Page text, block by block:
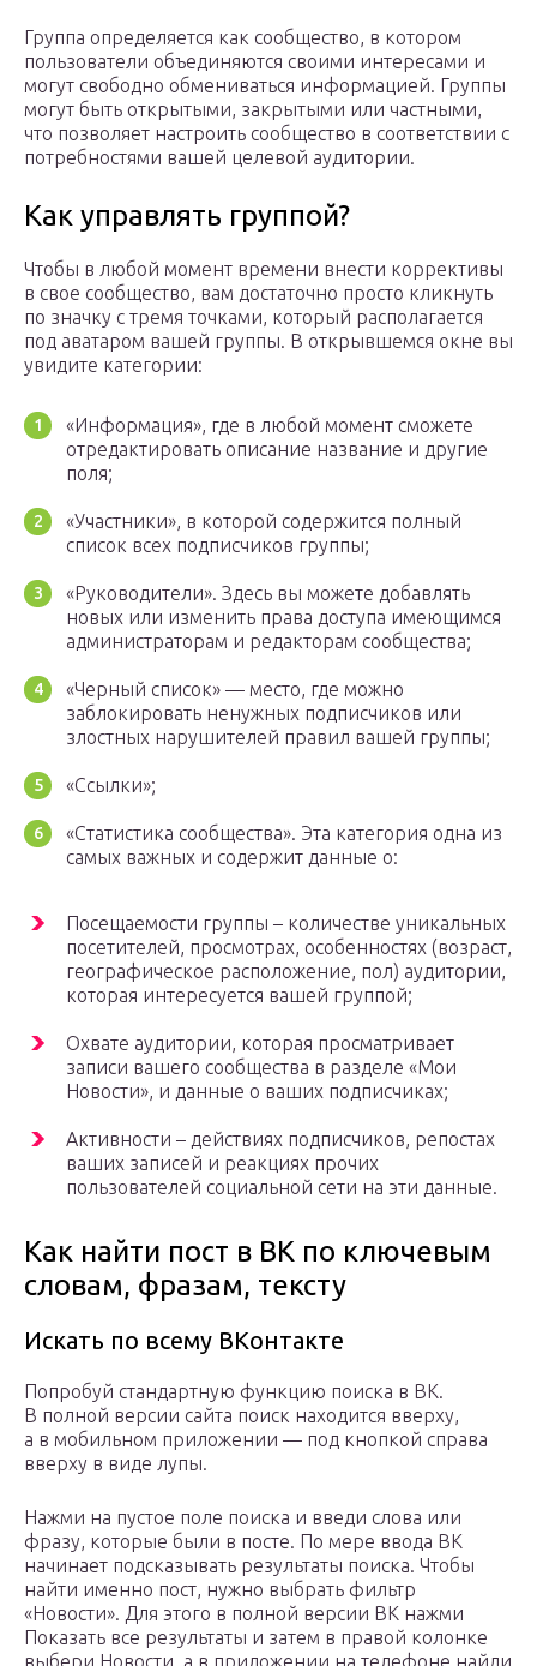
Группа определяется как сообщество, в котором
пользователи объединяются своими интересами и
могут свободно обмениваться информацией. Группы
могут быть открытыми, закрытыми или частными,
что позволяет настроить сообщество в соответствии с
потребностями вашей целевой аудитории.
Как управлять группой?
Чтобы в любой момент времени внести коррективы
в свое сообщество, вам достаточно просто кликнуть
по значку с тремя точками, который располагается
под аватаром вашей группы. В открывшемся окне вы
увидите категории:
«Информация», где в любой момент сможете
отредактировать описание название и другие
поля;
«Участники», в которой содержится полный
список всех подписчиков группы;
«Руководители». Здесь вы можете добавлять
новых или изменить права доступа имеющимся
администраторам и редакторам сообщества;
«Черный список» — место, где можно
заблокировать ненужных подписчиков или
злостных нарушителей правил вашей группы;
«Ссылки»;
«Статистика сообщества». Эта категория одна из
самых важных и содержит данные о:
Посещаемости группы – количестве уникальных
посетителей, просмотрах, особенностях (возраст,
географическое расположение, пол) аудитории,
которая интересуется вашей группой;
Охвате аудитории, которая просматривает
записи вашего сообщества в разделе «Мои
Новости», и данные о ваших подписчиках;
Активности – действиях подписчиков, репостах
ваших записей и реакциях прочих
пользователей социальной сети на эти данные.
Как найти пост в ВК по ключевым
словам, фразам, тексту
Искать по всему ВКонтакте
Попробуй стандартную функцию поиска в ВК.
В полной версии сайта поиск находится вверху,
а в мобильном приложении — под кнопкой справа
вверху в виде лупы.
Нажми на пустое поле поиска и введи слова или
фразу, которые были в посте. По мере ввода ВК
начинает подсказывать результаты поиска. Чтобы
найти именно пост, нужно выбрать фильтр
«Новости». Для этого в полной версии ВК нажми
Показать все результаты и затем в правой колонке
выбери Новости, а в приложении на телефоне найди